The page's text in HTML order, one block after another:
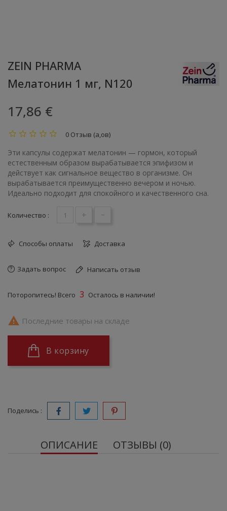
ZEIN PHARMA
Мелатонин 1 мг, N120
17,86 €
0 Отзыв (а,ов)
Эти капсулы содержат мелатонин — гормон, который
естественным образом вырабатывается эпифизом и
действует как сигнальное вещество в организме. Он
вырабатывается преимущественно вечером и ночью.
Идеально подходит для спокойного и качественного сна.
Количество : + -
Способы оплаты Доставка
Задать вопрос Написать отзыв
Поторопитесь! Всего 3 Осталось в наличии!
 Последние товары на складе
В корзину
Поделись :
ОПИСАНИЕ ОТЗЫВЫ (0)